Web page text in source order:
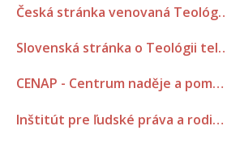
Česká stránka venovaná
Slovenská stránka o
CENAP - Centrum naděje a pomoci Brno
Inštitút pre ľudské práva a rodinnú politiku